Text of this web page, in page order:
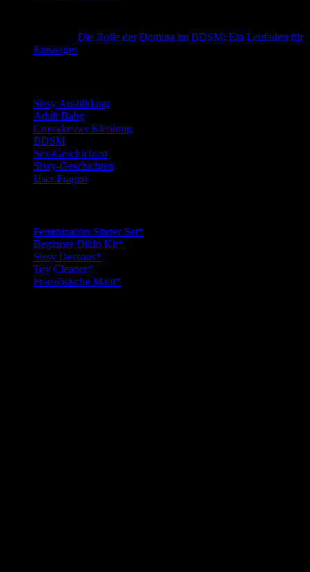
Die Rolle der Domina im BDSM: Ein Leitfaden für
Einsteiger
Sissy Ausbildung
Adult Baby
Crossdresser Kleidung
BDSM
Sex-Geschichten
Sissy-Geschichten
User Fragen
Feminization Starter Set*
Beginner Dildo Kit*
Sissy Dessous*
Toy Cleaner*
Französische Maid*